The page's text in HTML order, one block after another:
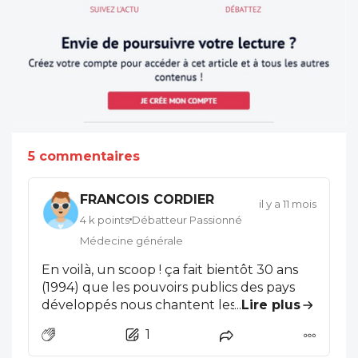
5 commentaires
FRANCOIS CORDIER
4 k points Débatteur Passionné
Médecine générale
il y a 11 mois
En voilà, un scoop ! ça fait bientôt 30 ans
(1994) que les pouvoirs publics des pays
développés nous chantent les cantiques
légumes mûrs . Certes, en constatant la
... Lire plus
1